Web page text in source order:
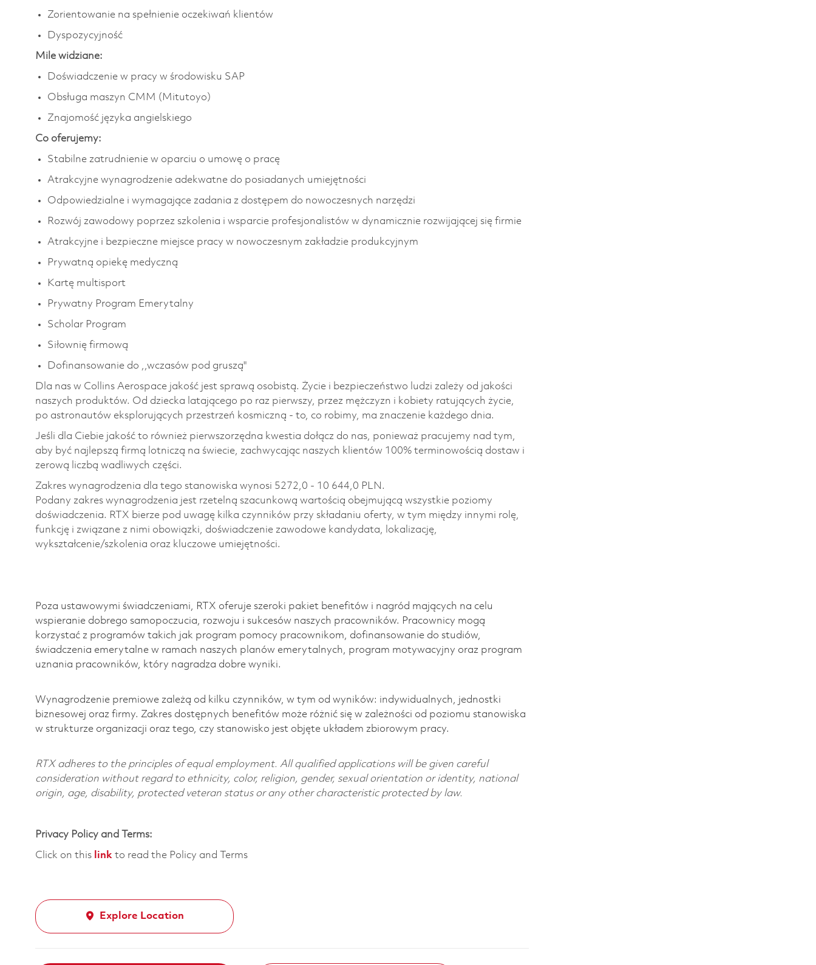
Zorientowanie na spełnienie oczekiwań klientów
Dyspozycyjność
Mile widziane:
Doświadczenie w pracy w środowisku SAP
Obsługa maszyn CMM (Mitutoyo)
Znajomość języka angielskiego
Co oferujemy:
Stabilne zatrudnienie w oparciu o umowę o pracę
Atrakcyjne wynagrodzenie adekwatne do posiadanych umiejętności
Odpowiedzialne i wymagające zadania z dostępem do nowoczesnych narzędzi
Rozwój zawodowy poprzez szkolenia i wsparcie profesjonalistów w dynamicznie rozwijającej się firmie
Atrakcyjne i bezpieczne miejsce pracy w nowoczesnym zakładzie produkcyjnym
Prywatną opiekę medyczną
Kartę multisport
Prywatny Program Emerytalny
Scholar Program
Siłownię firmową
Dofinansowanie do ,,wczasów pod gruszą"
Dla nas w Collins Aerospace jakość jest sprawą osobistą. Życie i bezpieczeństwo ludzi zależy od jakości
naszych produktów. Od dziecka latającego po raz pierwszy, przez mężczyzn i kobiety ratujących życie,
po astronautów eksplorujących przestrzeń kosmiczną - to, co robimy, ma znaczenie każdego dnia.
Jeśli dla Ciebie jakość to również pierwszorzędna kwestia dołącz do nas, ponieważ pracujemy nad tym,
aby być najlepszą firmą lotniczą na świecie, zachwycając naszych klientów 100% terminowością dostaw i
zerową liczbą wadliwych części.
Zakres wynagrodzenia dla tego stanowiska wynosi 5272,0 - 10 644,0 PLN.
Podany zakres wynagrodzenia jest rzetelną szacunkową wartością obejmującą wszystkie poziomy
doświadczenia. RTX bierze pod uwagę kilka czynników przy składaniu oferty, w tym między innymi rolę,
funkcję i związane z nimi obowiązki, doświadczenie zawodowe kandydata, lokalizację,
wykształcenie/szkolenia oraz kluczowe umiejętności.
Poza ustawowymi świadczeniami, RTX oferuje szeroki pakiet benefitów i nagród mających na celu
wspieranie dobrego samopoczucia, rozwoju i sukcesów naszych pracowników. Pracownicy mogą
korzystać z programów takich jak program pomocy pracownikom, dofinansowanie do studiów,
świadczenia emerytalne w ramach naszych planów emerytalnych, program motywacyjny oraz program
uznania pracowników, który nagradza dobre wyniki.
Wynagrodzenie premiowe zależą od kilku czynników, w tym od wyników: indywidualnych, jednostki
biznesowej oraz firmy. Zakres dostępnych benefitów może różnić się w zależności od poziomu stanowiska
w strukturze organizacji oraz tego, czy stanowisko jest objęte układem zbiorowym pracy.
RTX adheres to the principles of equal employment. All qualified applications will be given careful
consideration without regard to ethnicity, color, religion, gender, sexual orientation or identity, national
origin, age, disability, protected veteran status or any other characteristic protected by law.
Privacy Policy and Terms:
Click on this link to read the Policy and Terms
Explore Location